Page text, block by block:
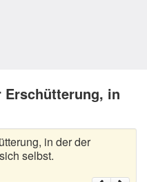
in
in der der
selbst.